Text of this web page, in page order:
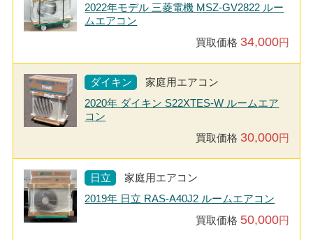
2022年モデル 三菱電機 MSZ-GV2822 ルー
ムエアコン
買取価格 34,000円
ダイキン
家庭用エアコン
2020年 ダイキン S22XTES-W ルームエア
コン
買取価格 30,000円
日立
家庭用エアコン
2019年 日立 RAS-A40J2 ルームエアコン
買取価格 50,000円